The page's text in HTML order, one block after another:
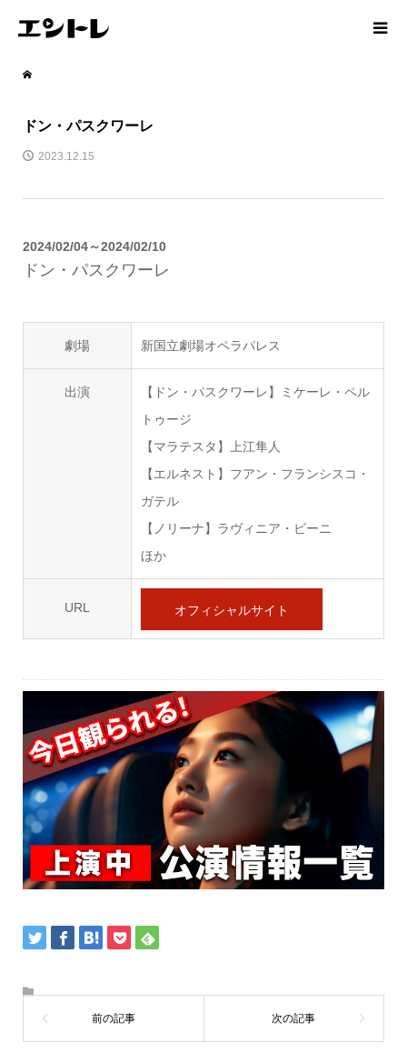
ドン・パスクワーレ
2023.12.15
2024/02/04～2024/02/10
ドン・パスクワーレ
劇場 新国立劇場オペラパレス
出演
【ドン・パスクワーレ】ミケーレ・ペル
トゥージ
【マラテスタ】上江隼人
【エルネスト】フアン・フランシスコ・
ガテル
【ノリーナ】ラヴィニア・ビーニ
ほか
URL オフィシャルサイト